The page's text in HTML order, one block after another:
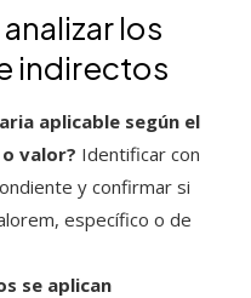
los
indirectos
aplicable según el
valor? Identificar con
y confirmar si
específico o de
se aplican